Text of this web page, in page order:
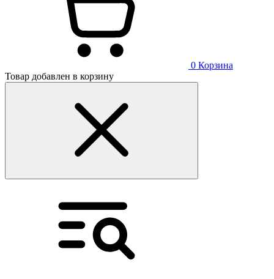
0 Корзина
Товар добавлен в корзину